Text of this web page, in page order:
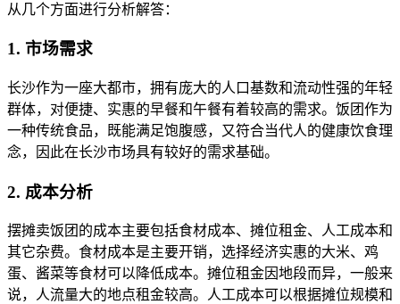
从几个方面进行分析解答：
1. 市场需求
长沙作为一座大都市，拥有庞大的人口基数和流动性强的年轻
群体，对便捷、实惠的早餐和午餐有着较高的需求。饭团作为
一种传统食品，既能满足饱腹感，又符合当代人的健康饮食理
念，因此在长沙市场具有较好的需求基础。
2. 成本分析
摆摊卖饭团的成本主要包括食材成本、摊位租金、人工成本和
其它杂费。食材成本是主要开销，选择经济实惠的大米、鸡
蛋、酱菜等食材可以降低成本。摊位租金因地段而异，一般来
说，人流量大的地点租金较高。人工成本可以根据摊位规模和